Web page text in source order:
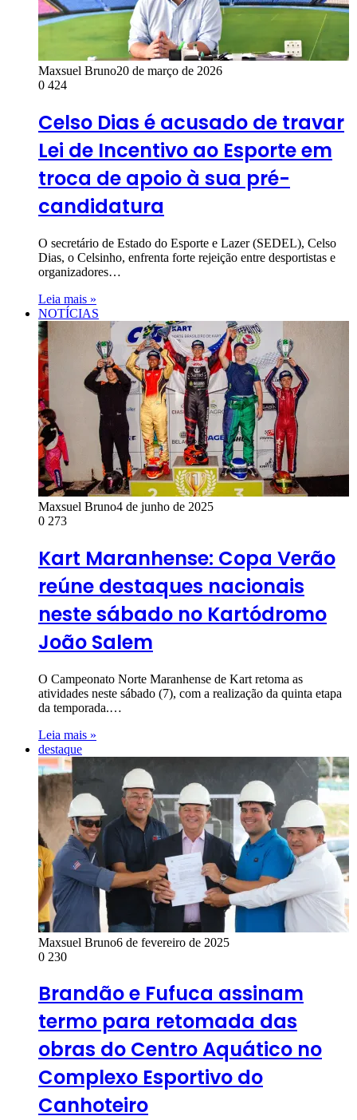
Maxsuel Bruno20 de março de 2026
0 424
Celso Dias é acusado de travar
Lei de Incentivo ao Esporte em
troca de apoio à sua pré-
candidatura
O secretário de Estado do Esporte e Lazer (SEDEL), Celso
Dias, o Celsinho, enfrenta forte rejeição entre desportistas e
organizadores…
Leia mais »
NOTÍCIAS
Maxsuel Bruno4 de junho de 2025
0 273
Kart Maranhense: Copa Verão
reúne destaques nacionais
neste sábado no Kartódromo
João Salem
O Campeonato Norte Maranhense de Kart retoma as
atividades neste sábado (7), com a realização da quinta etapa
da temporada.…
Leia mais »
destaque
Maxsuel Bruno6 de fevereiro de 2025
0 230
Brandão e Fufuca assinam
termo para retomada das
obras do Centro Aquático no
Complexo Esportivo do
Canhoteiro